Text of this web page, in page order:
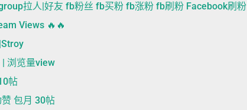
拉人|好友 fb粉丝 fb买粉 fb涨粉 fb刷粉 Facebook刷粉
Views 🔥🔥
| 浏览量view
帖
包月 30帖